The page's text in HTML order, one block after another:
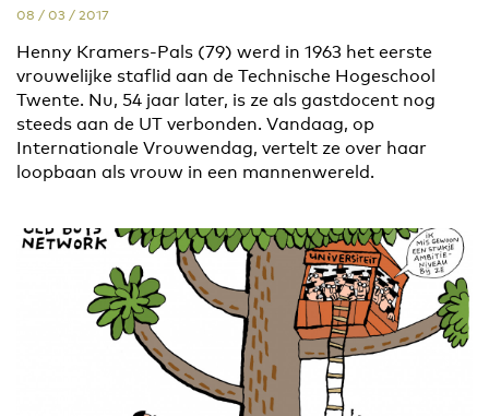
08 / 03 / 2017
Henny Kramers-Pals (79) werd in 1963 het eerste
vrouwelijke staflid aan de Technische Hogeschool
Twente. Nu, 54 jaar later, is ze als gastdocent nog
steeds aan de UT verbonden. Vandaag, op
Internationale Vrouwendag, vertelt ze over haar
loopbaan als vrouw in een mannenwereld.